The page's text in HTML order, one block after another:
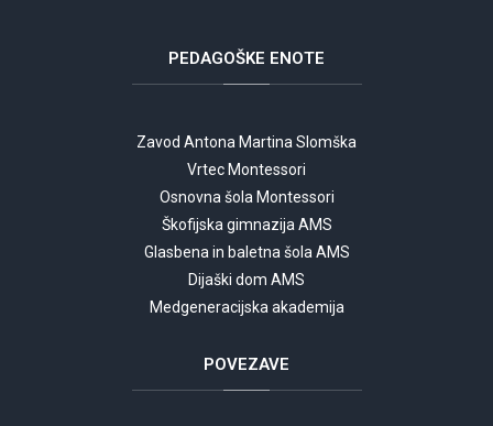
PEDAGOŠKE ENOTE
Zavod Antona Martina Slomška
Vrtec Montessori
Osnovna šola Montessori
Škofijska gimnazija AMS
Glasbena in baletna šola AMS
Dijaški dom AMS
Medgeneracijska akademija
POVEZAVE